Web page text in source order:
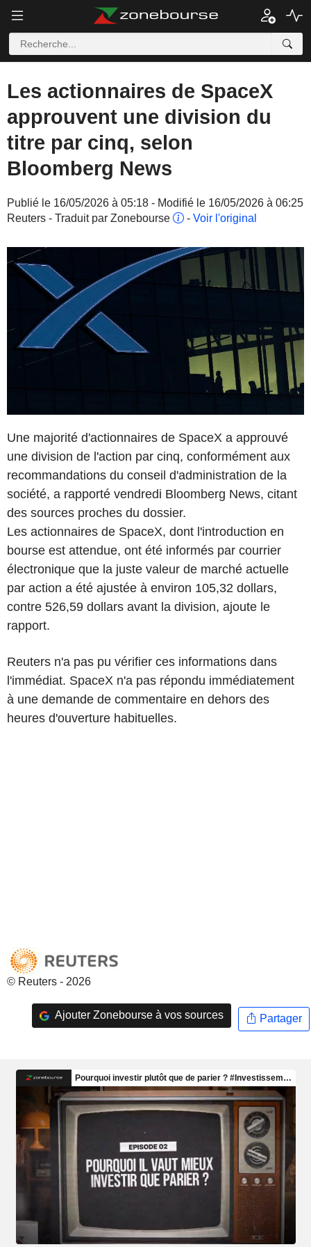
Les actionnaires de SpaceX
approuvent une division du
titre par cinq, selon
Bloomberg News
Publié le 16/05/2026 à 05:18 - Modifié le 16/05/2026 à 06:25
Reuters - Traduit par Zonebourse
- Voir l'original
Une majorité d'actionnaires de SpaceX a approuvé
une division de l'action par cinq, conformément aux
recommandations du conseil d'administration de la
société, a rapporté vendredi Bloomberg News, citant
des sources proches du dossier.
Les actionnaires de SpaceX, dont l'introduction en
bourse est attendue, ont été informés par courrier
électronique que la juste valeur de marché actuelle
par action a été ajustée à environ 105,32 dollars,
contre 526,59 dollars avant la division, ajoute le
rapport.
Reuters n'a pas pu vérifier ces informations dans
l'immédiat. SpaceX n'a pas répondu immédiatement
à une demande de commentaire en dehors des
heures d'ouverture habituelles.
© Reuters - 2026
Ajouter Zonebourse à vos sources Partager